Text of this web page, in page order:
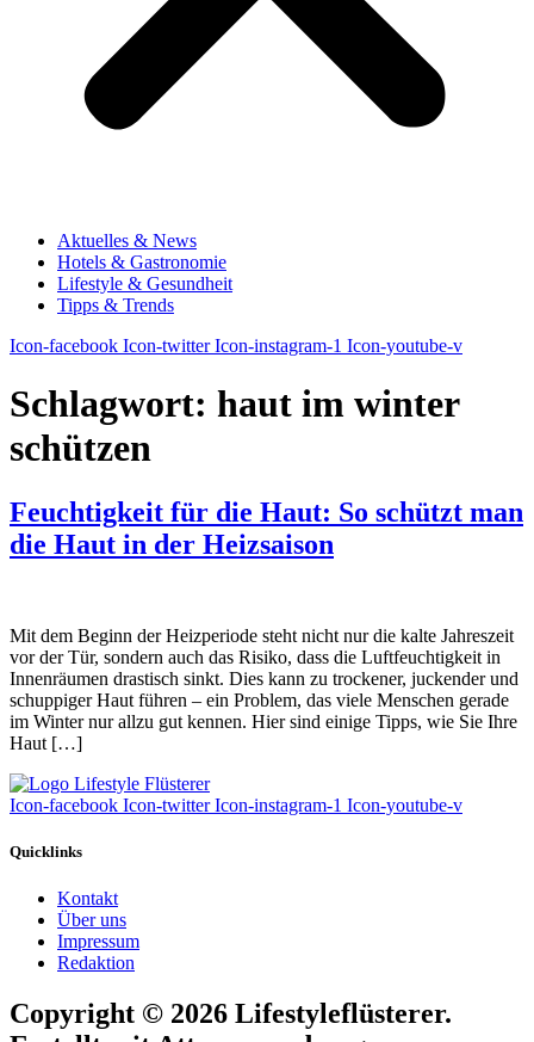
Aktuelles & News
Hotels & Gastronomie
Lifestyle & Gesundheit
Tipps & Trends
Icon-facebook Icon-twitter Icon-instagram-1 Icon-youtube-v
Schlagwort: haut im winter
schützen
Feuchtigkeit für die Haut: So schützt man
die Haut in der Heizsaison
Mit dem Beginn der Heizperiode steht nicht nur die kalte Jahreszeit
vor der Tür, sondern auch das Risiko, dass die Luftfeuchtigkeit in
Innenräumen drastisch sinkt. Dies kann zu trockener, juckender und
schuppiger Haut führen – ein Problem, das viele Menschen gerade
im Winter nur allzu gut kennen. Hier sind einige Tipps, wie Sie Ihre
Haut […]
Icon-facebook Icon-twitter Icon-instagram-1 Icon-youtube-v
Quicklinks
Kontakt
Über uns
Impressum
Redaktion
Copyright © 2026 Lifestyleflüsterer.